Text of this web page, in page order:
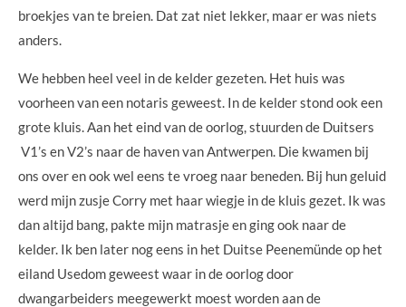
broekjes van te breien. Dat zat niet lekker, maar er was niets
anders.
We hebben heel veel in de kelder gezeten. Het huis was
voorheen van een notaris geweest. In de kelder stond ook een
grote kluis. Aan het eind van de oorlog, stuurden de Duitsers
V1’s en V2’s naar de haven van Antwerpen. Die kwamen bij
ons over en ook wel eens te vroeg naar beneden. Bij hun geluid
werd mijn zusje Corry met haar wiegje in de kluis gezet. Ik was
dan altijd bang, pakte mijn matrasje en ging ook naar de
kelder. Ik ben later nog eens in het Duitse Peenemünde op het
eiland Usedom geweest waar in de oorlog door
dwangarbeiders meegewerkt moest worden aan de